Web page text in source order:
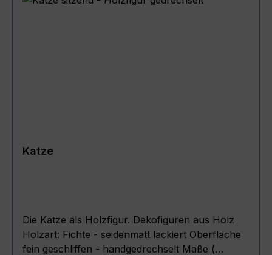
Katze
Die Katze als Holzfigur. Dekofiguren aus Holz
Holzart: Fichte - seidenmatt lackiert Oberfläche
fein geschliffen - handgedrechselt Maße (